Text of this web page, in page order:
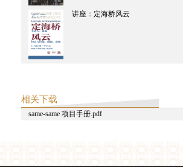
讲座：定海桥风云
相关下载
same-same 项目手册.pdf